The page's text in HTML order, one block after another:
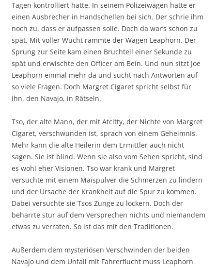
Tagen kontrolliert hatte. In seinem Polizeiwagen hatte er
einen Ausbrecher in Handschellen bei sich. Der schrie ihm
noch zu, dass er aufpassen solle. Doch da war’s schon zu
spät. Mit voller Wucht rammte der Wagen Leaphorn. Der
Sprung zur Seite kam einen Bruchteil einer Sekunde zu
spät und erwischte den Officer am Bein. Und nun sitzt Joe
Leaphorn einmal mehr da und sucht nach Antworten auf
so viele Fragen. Doch Margret Cigaret spricht selbst für
ihn, den Navajo, in Rätseln.
Tso, der alte Mann, der mit Atcitty, der Nichte von Margret
Cigaret, verschwunden ist, sprach von einem Geheimnis.
Mehr kann die alte Heilerin dem Ermittler auch nicht
sagen. Sie ist blind. Wenn sie also vom Sehen spricht, sind
es wohl eher Visionen. Tso war krank und Margret
versuchte mit einem Maispulver die Schmerzen zu lindern
und der Ursache der Krankheit auf die Spur zu kommen.
Dabei versuchte sie Tsos Zunge zu lockern. Doch der
beharrte stur auf dem Versprechen nichts und niemandem
etwas zu verraten. So ist das mit den Traditionen.
Außerdem dem mysteriösen Verschwinden der beiden
Navajo und dem Unfall mit Fahrerflucht muss Leaphorn